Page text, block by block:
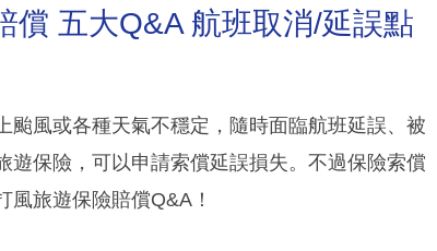
償 五大Q&A 航班取消/延誤點
颱風或各種天氣不穩定，隨時面臨航班延誤、被
保險，可以申請索償延誤損失。不過保險索償
旅遊保險賠償Q&A！